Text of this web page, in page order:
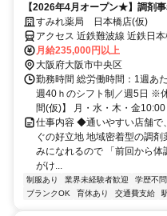
【2026年4月オープン★】調剤
＊専門職として尊重してくれる
すみれ薬局 日本橋店(仮)
アクセス 近鉄難波線 近鉄日
日本橋（大阪府）2番口徒歩
阪府）2番口徒歩約1分 日本橋
月給235,000円以上
大阪府大阪市中央区
勤務時間 総労働時間：1週
週40ｈのシフト制／週5日 ※
間(仮)】 月・水・木・金
仕事内容 ◆通いやすい店舗で
ぐの好立地 地域密着型の調
みになれるので 「前回から
がけ...
制服あり 業界未経験者歓迎 学歴不問
ブランクOK
育休あり 交通費支給